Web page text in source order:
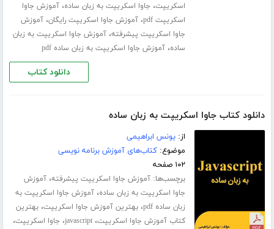
اسکریپت، جاوا اسکریپت به زبان ساده،آموزش جاوا
اسکریپت pdf
،آموزش جاوا اسکریپت رایگان،آموزش
جاوا اسکریپت پیشرفته،آموزش جاوا اسکریپت به زبان
ساده،آموزش جاوا اسکریپت به زبان ساده pdf
دانلود کتاب
دانلود کتاب جاوا اسکریپت به زبان ساده
از:یونس ابراهیمی
موضوع:کتاب‌های آموزش برنامه نویسی
۱۰۲ صفحه
برچسب‌ها:آموزش جاوا اسکریپت پیشرفته،آموزش
جاوا اسکریپت به زبان ساده،آموزش جاوا اسکریپت به
زبان ساده pdf
،بهترین آموزش جاوا اسکریپت،بهترین
کتاب آموزش جاوا اسکریپت،javascript، جاوا اسکریپت،